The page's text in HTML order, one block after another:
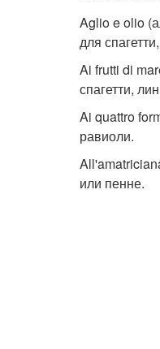
Aglio e olio
для
Ai frutti di
спагетти,
Ai quattro
равиоли.
или пенне.